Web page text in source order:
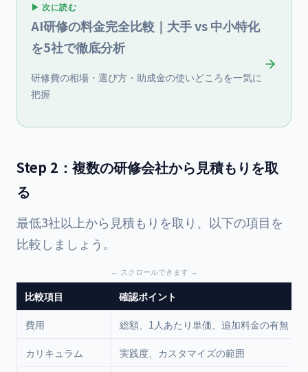
▶ 次に読む
AI研修の料金完全比較｜大手 vs 中小特化
を5社で徹底分析
研修費の相場・選び方・助成金の使いどころを一気に
把握
Step 2：複数の研修会社から見積もりを取
る
最低3社以上から見積もりを取り、以下の項目を
比較しましょう。
比較項目 確認ポイント
費用 総額、1人あたり単価、追加料金の有無
カリキュラム 実践度、カスタマイズの範囲